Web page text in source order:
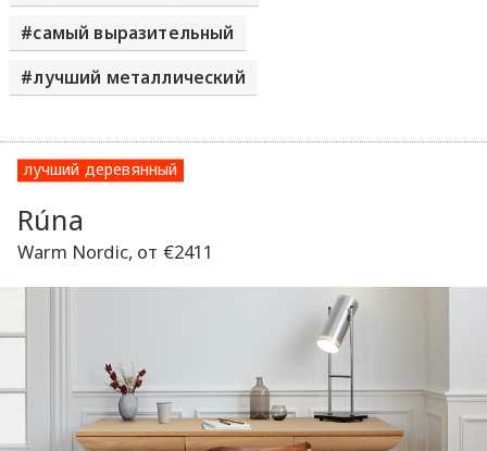
самый выразительный
лучший металлический
лучший деревянный
Rúna
Warm Nordic, от €2411